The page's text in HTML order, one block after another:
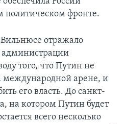
политическом фронте.
отражало
администрации
того, что Путин не
международной арене, и
его власть. До санкт-
на котором Путин будет
всего несколько